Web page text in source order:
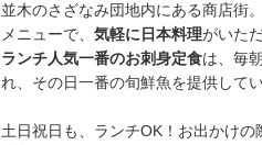
並木のさざなみ団地内にある商店街
メニューで、 気軽に日本料理がいた
ランチ人気一番のお刺身定食は、毎
れ、その日一番の旬鮮魚を提供してい
土日祝日も、ランチOK！お出かけの